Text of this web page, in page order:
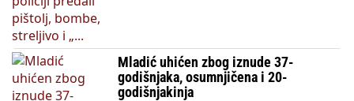
Mladić uhićen zbog iznude 37-
godišnjaka, osumnjičena i 20-
godišnjakinja